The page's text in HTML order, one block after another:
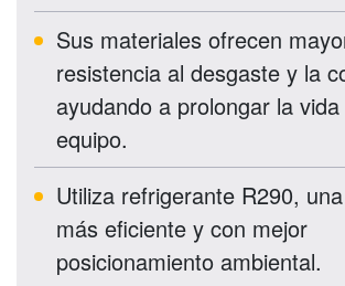
Sus materiales ofrecen
resistencia al desgaste y la
ayudando a prolongar la
equipo.
Utiliza refrigerante R290,
más eficiente y con mejor
posicionamiento ambiental.